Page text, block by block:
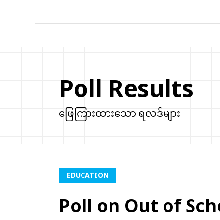
Poll Results
ဖြေကြားထားသော ရလဒ်များ
EDUCATION
Poll on Out of